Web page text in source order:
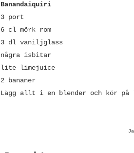
Banandaiquiri
3 port
6 cl mörk rom
3 dl vaniljglass
några isbitar
lite limejuice
2 bananer
Lägg allt i en blender och kör